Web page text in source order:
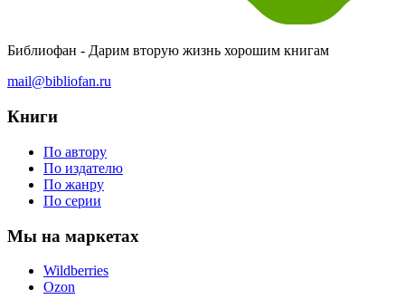
Библиофан - Дарим вторую жизнь хорошим книгам
mail@bibliofan.ru
Книги
По автору
По издателю
По жанру
По серии
Мы на маркетах
Wildberries
Ozon